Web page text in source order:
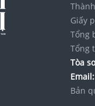
Giấy
Tổng
Tổng
Tòa
Email:
Bản